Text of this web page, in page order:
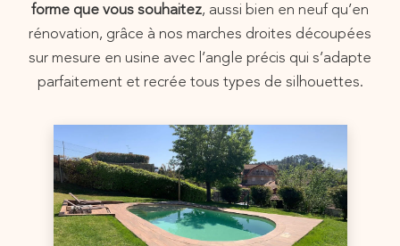
forme que vous souhaitez, aussi bien en neuf qu’en
rénovation, grâce à nos marches droites découpées
sur mesure en usine avec l’angle précis qui s’adapte
parfaitement et recrée tous types de silhouettes.